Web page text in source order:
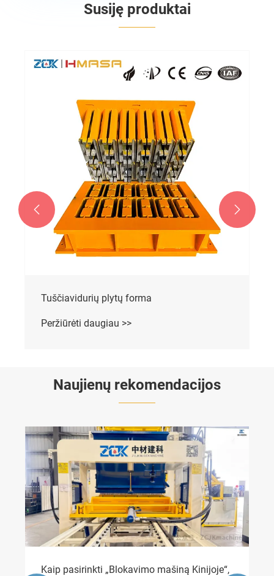
Susiję produktai
Tuščiavidurių plytų forma
Peržiūrėti daugiau >>
 
Naujienų rekomendacijos
Kaip pasirinkti „Blokavimo mašiną Kinijoje“,